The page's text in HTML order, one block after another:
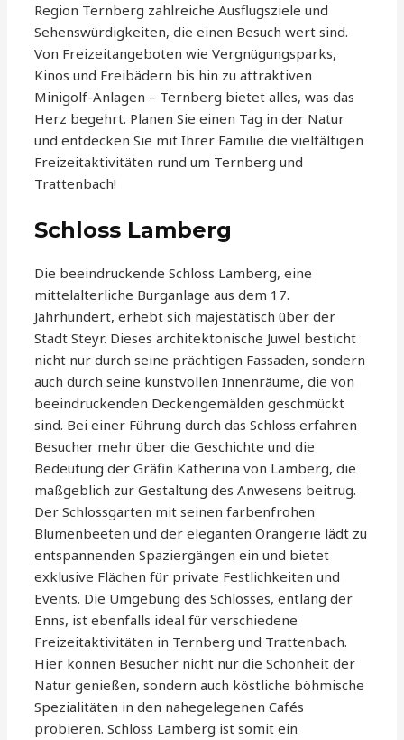
Region Ternberg zahlreiche Ausflugsziele und
Sehenswürdigkeiten, die einen Besuch wert sind.
Von Freizeitangeboten wie Vergnügungsparks,
Kinos und Freibädern bis hin zu attraktiven
Minigolf-Anlagen – Ternberg bietet alles, was das
Herz begehrt. Planen Sie einen Tag in der Natur
und entdecken Sie mit Ihrer Familie die vielfältigen
Freizeitaktivitäten rund um Ternberg und
Trattenbach!
Schloss Lamberg
Die beeindruckende Schloss Lamberg, eine
mittelalterliche Burganlage aus dem 17.
Jahrhundert, erhebt sich majestätisch über der
Stadt Steyr. Dieses architektonische Juwel besticht
nicht nur durch seine prächtigen Fassaden, sondern
auch durch seine kunstvollen Innenräume, die von
beeindruckenden Deckengemälden geschmückt
sind. Bei einer Führung durch das Schloss erfahren
Besucher mehr über die Geschichte und die
Bedeutung der Gräfin Katherina von Lamberg, die
maßgeblich zur Gestaltung des Anwesens beitrug.
Der Schlossgarten mit seinen farbenfrohen
Blumenbeeten und der eleganten Orangerie lädt zu
entspannenden Spaziergängen ein und bietet
exklusive Flächen für private Festlichkeiten und
Events. Die Umgebung des Schlosses, entlang der
Enns, ist ebenfalls ideal für verschiedene
Freizeitaktivitäten in Ternberg und Trattenbach.
Hier können Besucher nicht nur die Schönheit der
Natur genießen, sondern auch köstliche böhmische
Spezialitäten in den nahegelegenen Cafés
probieren. Schloss Lamberg ist somit ein